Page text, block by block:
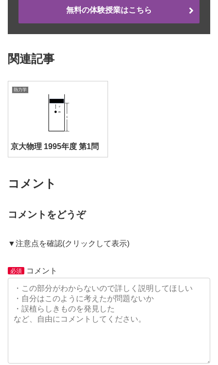
無料の体験授業はこちら
関連記事
熱力学
京大物理 1995年度 第1問
コメント
コメントをどうぞ
▼注意点を確認(クリックして表示)
時間がかかります。
り、コメントを表示しない場合があります。
名前は任意です。重ねてコメントする可能性がある
場合は、適当な名前を入力しておくことをおすすめ
します。その際は、同じ人がコメントしたことがわ
必須 コメント